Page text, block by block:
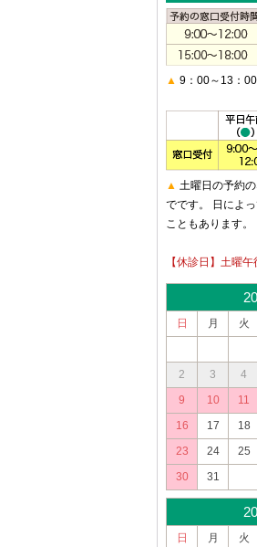
▲ 9：00～13：00
▲ 土曜日の予約
でです。 日によ
こともあります。
【休診日】土曜
日 月 火
2
3 4
9
10 11
16
17 18
23
24 25
30
31
日 月 火